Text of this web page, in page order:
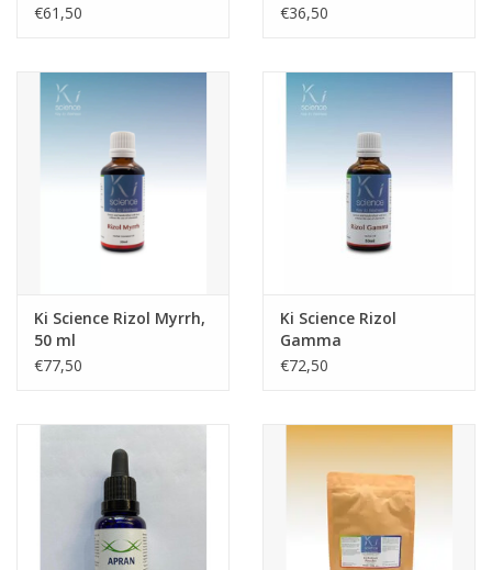
€61,50
€36,50
Ki Science Rizol Myrrh,
50 ml
€77,50
Ki Science Rizol
Gamma
€72,50